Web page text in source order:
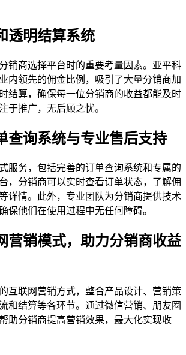
透明结算系统
销商选择平台时的重要考量因素。亚平科
内领先的佣金比例，吸引了大量分销商加
结算，确保每一位分销商的收益都能及时
于推广，无后顾之忧。
查询系统与专业售后支持
服务，包括完善的订单查询系统和专属的
，分销商可以实时查看订单状态，了解佣
详情。此外，专业团队为分销商提供技术
保他们在使用过程中无任何障碍。
营销模式，助力分销商收益
互联网营销方式，整合产品设计、营销策
和结算等各环节。通过微信营销、朋友圈
助分销商提高营销效果，最大化实现收